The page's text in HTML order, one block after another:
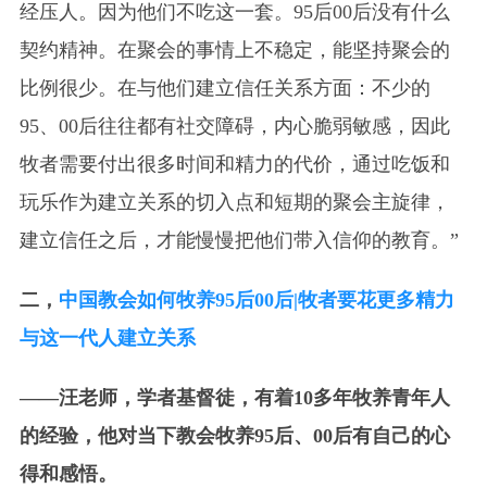
经压人。因为他们不吃这一套。95后00后没有什么
契约精神。在聚会的事情上不稳定，能坚持聚会的
比例很少。在与他们建立信任关系方面：不少的
95、00后往往都有社交障碍，内心脆弱敏感，因此
牧者需要付出很多时间和精力的代价，通过吃饭和
玩乐作为建立关系的切入点和短期的聚会主旋律，
建立信任之后，才能慢慢把他们带入信仰的教育。”
二， 中国教会如何牧养95后00后|牧者要花更多精力
与这一代人建立关系
——汪老师，学者基督徒，有着10多年牧养青年人
的经验，他对当下教会牧养95后、00后有自己的心
得和感悟。